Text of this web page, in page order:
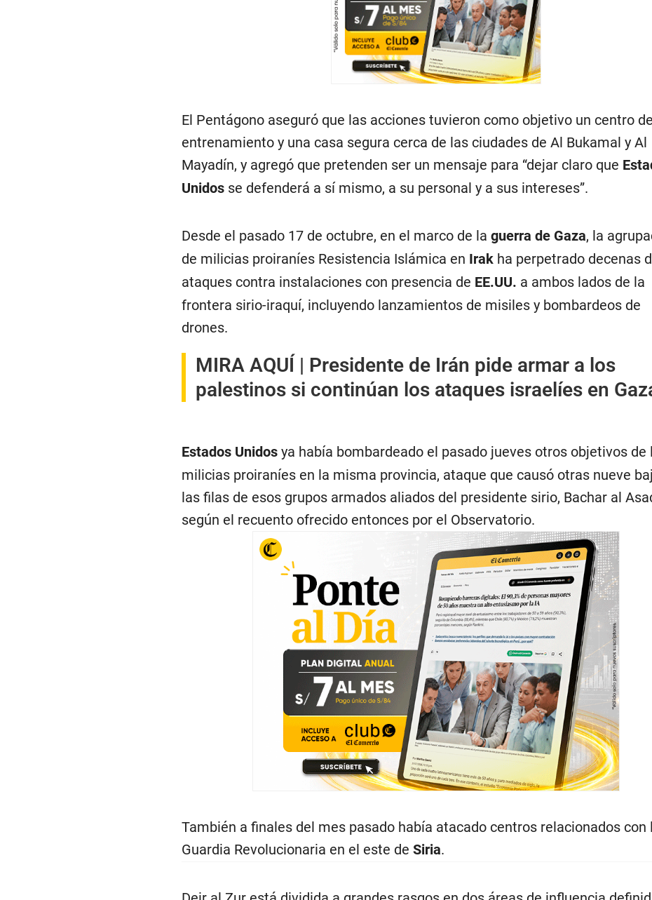
El Pentágono aseguró que las acciones tuvieron como objetivo un centro de
entrenamiento y una casa segura cerca de las ciudades de Al Bukamal y Al
Mayadín, y agregó que pretenden ser un mensaje para “dejar claro que
Unidosse defenderá a sí mismo, a su personal y a sus intereses”.
Desde el pasado 17 de octubre, en el marco de la guerra de Gaza, la
de milicias proiraníes Resistencia Islámica en Irakha perpetrado decenas
ataques contra instalaciones con presencia de EE.UU. a ambos lados de la
frontera sirio-iraquí, incluyendo lanzamientos de misiles y bombardeos de
drones.
MIRA AQUÍ | Presidente de Irán pide armar a los
palestinos si continúan los ataques israelíes en
Estados Unidosya había bombardeado el pasado jueves otros objetivos de
milicias proiraníes en la misma provincia, ataque que causó otras nueve
las filas de esos grupos armados aliados del presidente sirio, Bachar al
según el recuento ofrecido entonces por el Observatorio.
También a finales del mes pasado había atacado centros relacionados con
Guardia Revolucionaria en el este de Siria.